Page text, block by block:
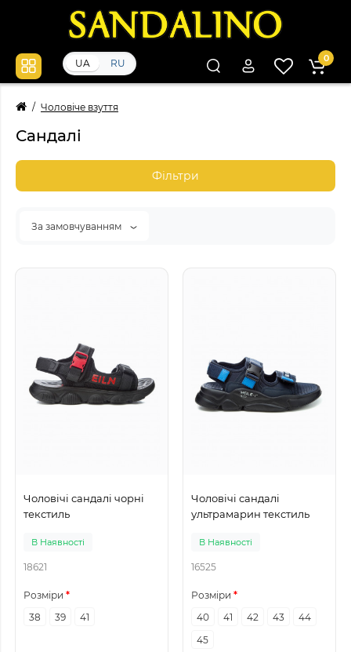
UA RU 0
Чоловіче взуття
Сандалі
Фільтри
За замовчуванням
Чоловічі сандалі чорні
текстиль
В Наявності
18621
Розміри
38
39 41
Чоловічі сандалі
ультрамарин текстиль
В Наявності
16525
Розміри
40
41 42 43
44
45